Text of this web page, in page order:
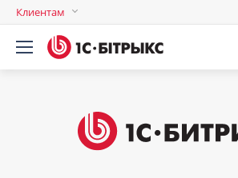
Клиентам
Авторизация
Логин